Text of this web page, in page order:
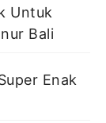
Untuk
Bali
Enak